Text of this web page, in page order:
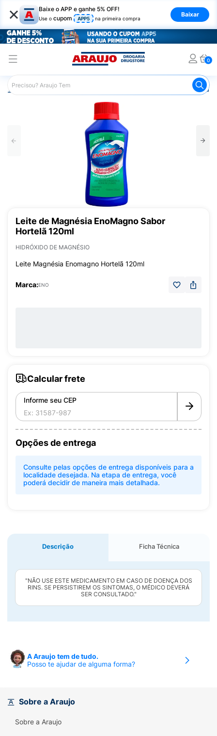
× Baixe o APP e ganhe 5% OFF!
Use o cupom APP5 na primeira compra
Baixar
0
Araujo Medicamentos Remédio para o Estômago e
Leite de Magnésia EnoMagno Sabor
Hortelã 120ml
HIDRÓXIDO DE MAGNÉSIO
Leite Magnésia Enomagno Hortelã 120ml
Marca:ENO
Calcular frete
Informe seu CEP
Opções de entrega
Consulte pelas opções de entrega disponíveis para a
localidade desejada. Na etapa de entrega, você
poderá decidir de maneira mais detalhada.
Descrição Ficha Técnica
"NÃO USE ESTE MEDICAMENTO EM CASO DE DOENÇA DOS
RINS. SE PERSISTIREM OS SINTOMAS, O MÉDICO DEVERÁ
SER CONSULTADO."
A Araujo tem de tudo.
Posso te ajudar de alguma forma?
Sobre a Araujo
Sobre a Araujo